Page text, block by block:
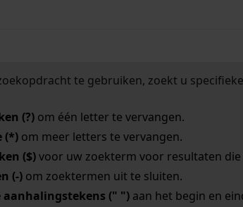
te gebruiken, zoekt u
(?)om één letter te vervangen.
(*)om meer letters te vervangen.
($)voor uw zoekterm voor resultaten die
(-)om zoektermen uit te sluiten.
aanhalingstekens (" ")aan het begin en